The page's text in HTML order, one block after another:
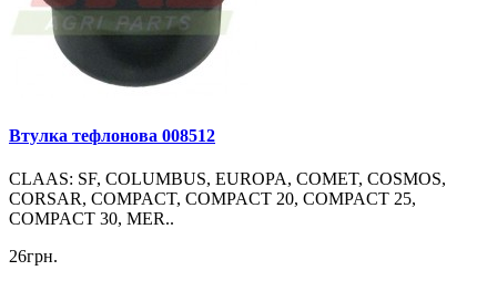
Втулка тефлонова 008512
CLAAS: SF, COLUMBUS, EUROPA, COMET, COSMOS,
CORSAR, COMPACT, COMPACT 20, COMPACT 25,
COMPACT 30, MER..
26грн.